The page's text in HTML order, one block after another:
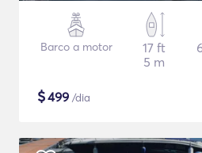
Barco a motor
17 ft
5 m
$499 /dia